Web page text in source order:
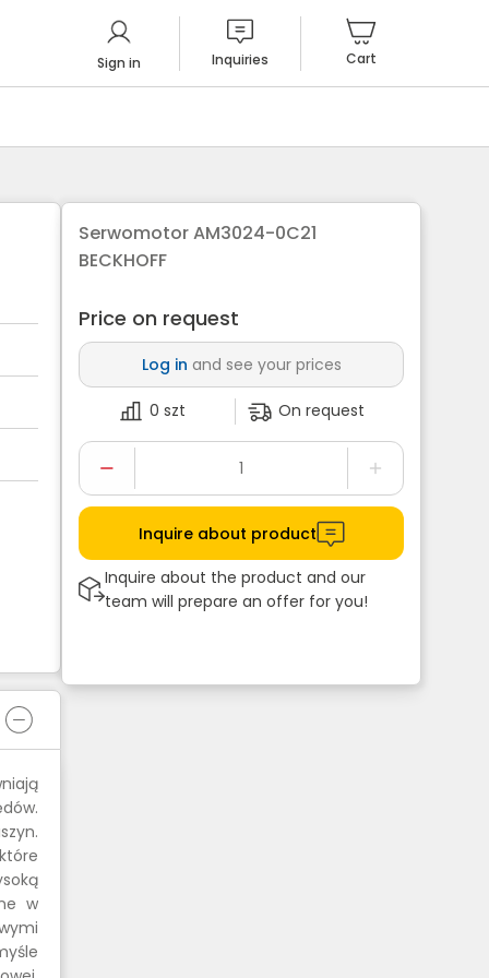
Sign in Inquiries Cart
w
Serwomotor AM3024-0C21
BECKHOFF
Price on request
Log in and see your prices
0 szt On request
Inquire about product
Inquire about the product and our
team will prepare an offer for you!